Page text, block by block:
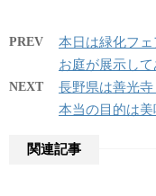
PREV
本日は緑化フ
お庭が展示し
NEXT
長野県は善光寺
本当の目的は
関連記事